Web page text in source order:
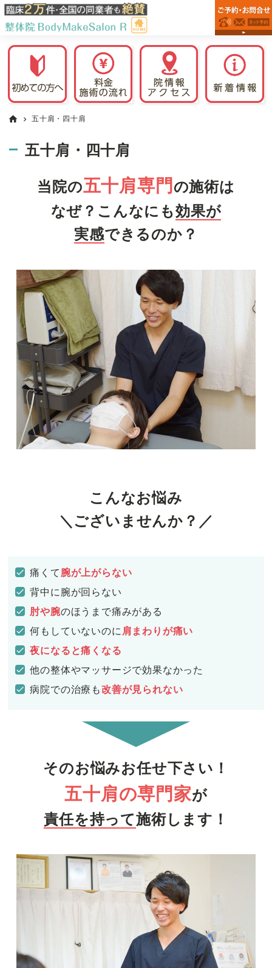
Skip
to
primary
navigation
Skip
to
main
content
Skip
to
primary
sidebar
佐
倉
市
の
整
な
ら
整
体
BodyMakeSalon
佐
倉
で
痛・
肩
こ
BodyMakeSalon
home chevron_right 五十肩・四十肩
五十肩・四十肩
当院の五十肩専門 の施術は
なぜ？こんなにも効果が
実感できるのか？
こんなお悩み
＼ございませんか？／
痛くて腕が上がらない
背中に腕が回らない
肘や腕のほうまで痛みがある
何もしていないのに 肩まわりが痛い
夜になると痛くなる
他の整体やマッサージで効果なかった
病院での治療も改善が見られない
そのお悩みお任せ下さい！
五十肩の専門家が
責任を持って施術します！